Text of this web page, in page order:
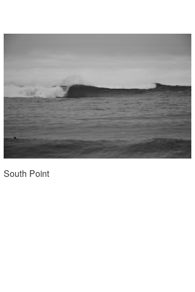
South Point